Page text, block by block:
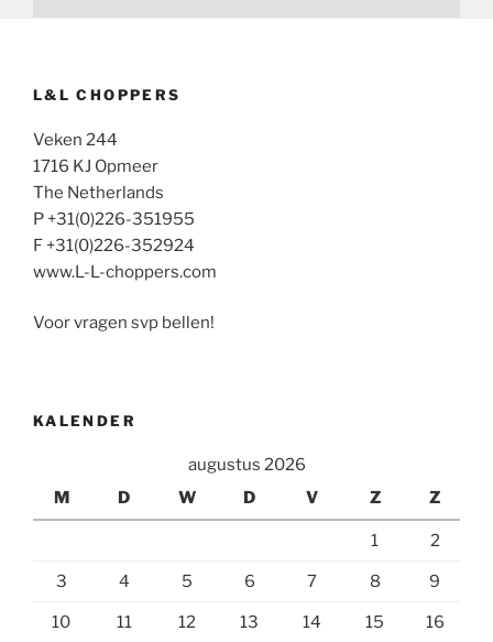
L&L CHOPPERS
Veken 244
1716 KJ Opmeer
The Netherlands
P +31(0)226-351955
F +31(0)226-352924
www.L-L-choppers.com
Voor vragen svp bellen!
KALENDER
augustus 2026
M
D W D V Z Z
1 2
3 4 5 6 7 8 9
10 11 12 13 14 15 16